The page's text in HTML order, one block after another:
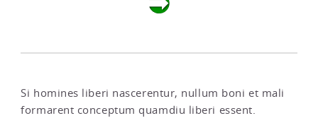
Si homines liberi nascerentur, nullum boni et mali
formarent conceptum quamdiu liberi essent.